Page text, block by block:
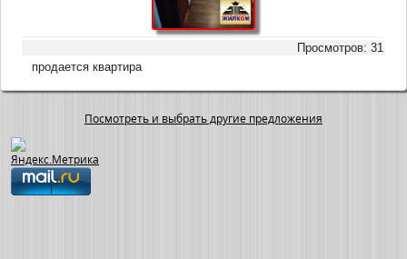
Просмотров: 31
продается квартира
Посмотреть и выбрать другие предложения